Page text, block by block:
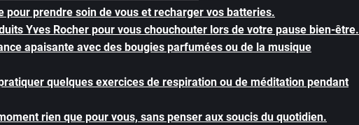
pour prendre soin de vous et recharger vos batteries.
Yves Rocher pour vous chouchouter lors de votre pause bien-être.
apaisante avec des bougies parfumées ou de la musique
quelques exercices de respiration ou de méditation pendant
rien que pour vous, sans penser aux soucis du quotidien.